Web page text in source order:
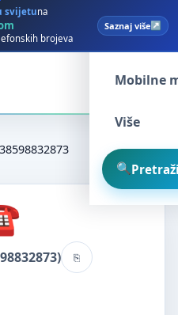
svijetuna
brojeva
Saznaj više
Spam
Mobilne
Više